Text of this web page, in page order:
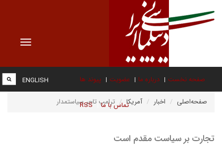
Toggle
صفحه نخست درباره ما عضویت پیوند ها
تماس با ما RSS
ENGLISH
صفحه‌اصلی اخبار آمریکا ترامپ تاجر سیاستمدار
تجارت بر سیاست مقدم است